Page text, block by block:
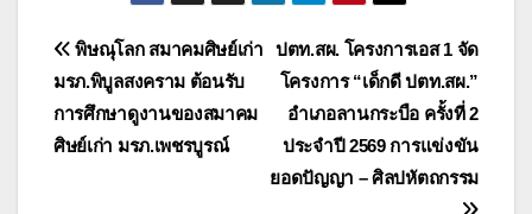
แนะแนว
เรื่อง
ปตท.สผ. โครงการเอส 1 จัด
โครงการ “เด็กดี ปตท.สผ.”
อำเภอลานกระบือ ครั้งที่ 2
ประจำปี 2569 การแข่งขัน
ยอดปัญญา – ศิลปหัตถกรรม
พิษณุโลก สมาคมศิษย์เก่า
มรภ.พิบูลสงคราม ต้อนรับ
การศึกษาดูงานของสมาคม
ศิษย์เก่า มรภ.เพชรบูรณ์